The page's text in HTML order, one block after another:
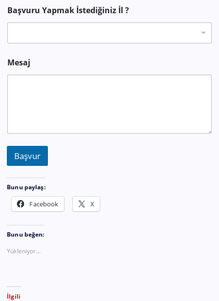
Başvuru Yapmak İstediğiniz İl ?
e
l
e
a
j
Mesaj
Başvur
Bunu paylaş:
Facebook X
Bunu beğen:
Yükleniyor...
İlgili